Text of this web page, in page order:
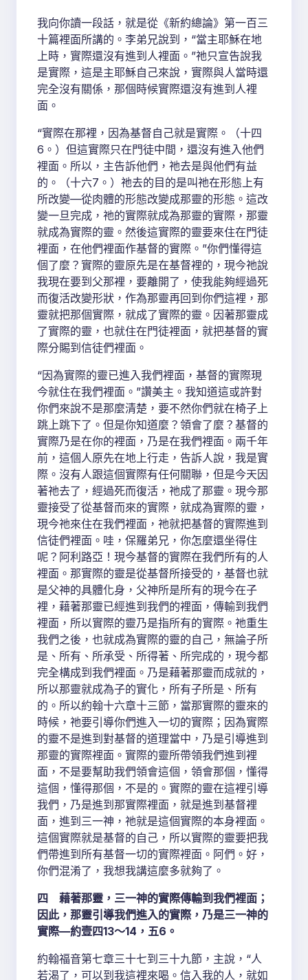
我向你讀一段話，就是從《新約總論》第一百三
十篇裡面所講的。李弟兄說到，“當主耶穌在地
上時，實際還沒有進到人裡面。”祂只宣告說我
是實際，這是主耶穌自己來說，實際與人當時還
完全沒有關係，那個時候實際還沒有進到人裡
面。
“實際在那裡，因為基督自己就是實際。（十四
6。）但這實際只在門徒中間，還沒有進入他們
裡面。所以，主告訴他們，祂去是與他們有益
的。（十六7。）祂去的目的是叫祂在形態上有
所改變—從肉體的形態改變成那靈的形態。這改
變一旦完成，祂的實際就成為那靈的實際，那靈
就成為實際的靈。然後這實際的靈要來住在門徒
裡面，在他們裡面作基督的實際。”你們懂得這
個了麼？實際的靈原先是在基督裡的，現今祂說
我現在要到父那裡，要離開了，使我能夠經過死
而復活改變形狀，作為那靈再回到你們這裡，那
靈就把那個實際，就成了實際的靈。因著那靈成
了實際的靈，也就住在門徒裡面，就把基督的實
際分賜到信徒們裡面。
“因為實際的靈已進入我們裡面，基督的實際現
今就住在我們裡面。”讚美主。我知道這或許對
你們來說不是那麼清楚，要不然你們就在椅子上
跳上跳下了。但是你知道麼？領會了麼？基督的
實際乃是在你的裡面，乃是在我們裡面。兩千年
前，這個人原先在地上行走，告訴人說，我是實
際。沒有人跟這個實際有任何關聯，但是今天因
著祂去了，經過死而復活，祂成了那靈。現今那
靈接受了從基督而來的實際，就成為實際的靈，
現今祂來住在我們裡面，祂就把基督的實際進到
信徒們裡面。哇，保羅弟兄，你怎麼還坐得住
呢？阿利路亞！現今基督的實際在我們所有的人
裡面。那實際的靈是從基督所接受的，基督也就
是父神的具體化身，父神所是所有的現今在子
裡，藉著那靈已經進到我們的裡面，傳輸到我們
裡面，所以實際的靈乃是指所有的實際。祂重生
我們之後，也就成為實際的靈的自己，無論子所
是、所有、所承受、所得著、所完成的，現今都
完全構成到我們裡面。乃是藉著那靈而成就的，
所以那靈就成為子的實化，所有子所是、所有
的。所以約翰十六章十三節，當那實際的靈來的
時候，祂要引導你們進入一切的實際；因為實際
的靈不是進到對基督的道理當中，乃是引導進到
那靈的實際裡面。實際的靈所帶領我們進到裡
面，不是要幫助我們領會這個，領會那個，懂得
這個，懂得那個，不是的。實際的靈在這裡引導
我們，乃是進到那實際裡面，就是進到基督裡
面，進到三一神，祂就是這個實際的本身裡面。
這個實際就是基督的自己，所以實際的靈要把我
們帶進到所有基督一切的實際裡面。阿們。好，
你們混淆了，我想我講這麼多就夠了。
四 藉著那靈，三一神的實際傳輸到我們裡面；
因此，那靈引導我們進入的實際，乃是三一神的
實際—約壹四13～14，五6。
約翰福音第七章三十七到三十九節，主說，“人
若渴了，可以到我這裡來喝。信入我的人，就如